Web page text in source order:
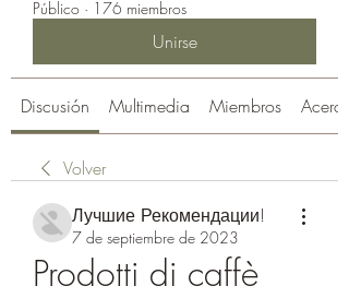
Público · 176 miembros
Unirse
Discusión Multimedia Miembros Acerca
Volver
Лучшие Рекомендации!
7 de septiembre de 2023
Prodotti di caffè